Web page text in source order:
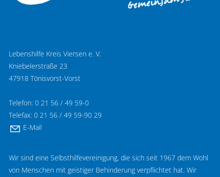
Lebenshilfe Kreis Viersen e. V.
Kniebelerstraße 23
47918 Tönisvorst-Vorst
Telefon: 0 21 56 / 49 59-0
Telefax: 0 21 56 / 49 59-90 29
E-Mail
Wir sind eine Selbsthilfevereinigung, die sich seit 1967 dem Wohl
von Menschen mit geistiger Behinderung verpflichtet hat. Wir